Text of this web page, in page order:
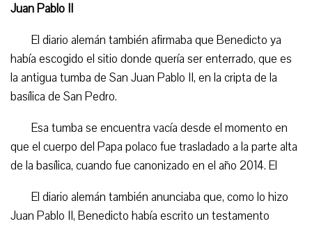
Juan Pablo II
El diario alemán también afirmaba que Benedicto ya
había escogido el sitio donde quería ser enterrado, que es
la antigua tumba de San Juan Pablo II, en la cripta de la
basílica de San Pedro.
Esa tumba se encuentra vacía desde el momento en
que el cuerpo del Papa polaco fue trasladado a la parte alta
de la basílica, cuando fue canonizado en el año 2014. El
El diario alemán también anunciaba que, como lo hizo
Juan Pablo II, Benedicto había escrito un testamento